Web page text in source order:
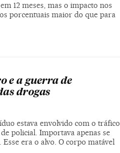
12 meses, mas o impacto nos
porcentuais maior do que para
e a guerra de
drogas
estava envolvido com o tráfico,
policial. Importava apenas se
era o alvo. O corpo matável